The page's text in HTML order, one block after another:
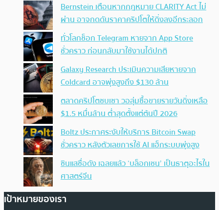
Bernstein เตือนหากกฎหมาย CLARITY Act ไม่
ผ่าน อาจกดดันราคาคริปโตให้ดิ่งลงอีกระลอก
ทั่วโลกช็อก Telegram หายจาก App Store
ชั่วคราว ก่อนกลับมาใช้งานได้ปกติ
Galaxy Research ประเมินความเสียหายจาก
Coldcard อาจพุ่งสูงถึง $130 ล้าน
ตลาดคริปโตซบเซา วอลุ่มซื้อขายรายวันดิ่งเหลือ
$1.5 หมื่นล้าน ต่ำสุดตั้งแต่ต้นปี 2026
Boltz ประกาศระงับให้บริการ Bitcoin Swap
ชั่วคราว หลังตัวเลขการใช้ AI แฮ็กระบบพุ่งสูง
ซินแสชื่อดัง เฉลยแล้ว ‘บล็อกเชน’ เป็นธาตุอะไรใน
ศาสตร์จีน
เป้าหมายของเรา